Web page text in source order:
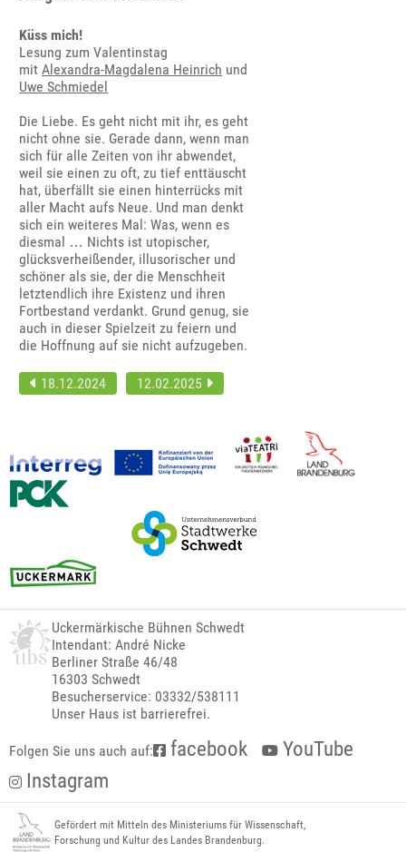
Küss mich!
Lesung zum Valentinstag
mitAlexandra-Magdalena Heinrich und
Uwe Schmiedel
Die Liebe. Es geht nicht mit ihr, es geht
nicht ohne sie. Gerade dann, wenn man
sich für alle Zeiten von ihr abwendet,
weil sie einen zu oft, zu tief enttäuscht
hat, überfällt sie einen hinterrücks mit
aller Macht aufs Neue. Und man denkt
sich ein weiteres Mal: Was, wenn es
diesmal … Nichts ist utopischer,
glücksverheißender, illusorischer und
schöner als sie, der die Menschheit
letztendlich ihre Existenz und ihren
Fortbestand verdankt. Grund genug, sie
auch in dieser Spielzeit zu feiern und
die Hoffnung auf sie nicht aufzugeben.
18.12.2024 12.02.2025
Uckermärkische Bühnen Schwedt
Intendant: André Nicke
Berliner Straße 46/48
16303 Schwedt
Besucherservice: 03332/538111
Unser Haus ist barrierefrei.
Folgen Sie uns auch auf: facebook
YouTube
Instagram
Gefördert mit Mitteln des Ministeriums für Wissenschaft,
Forschung und Kultur des Landes Brandenburg.